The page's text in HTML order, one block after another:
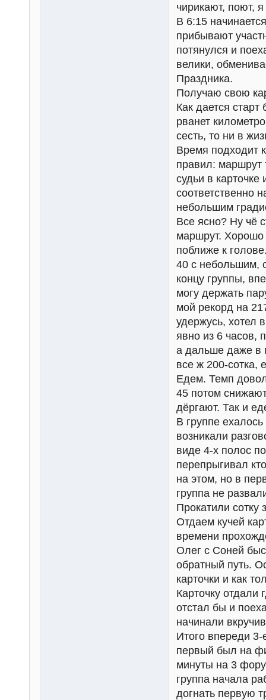
чирикают, поют,
В 6:15
прибывают
потянулся и
велики,
Праздника.
Получаю свою
Как дается
рванет
сесть, то ни в
Время подходит
правил: маршрут
судьи в карточке
соответственно
небольшим
Все ясно? Ну чё
маршрут. Хорошо
поближе к
40 с небольшим,
концу группы,
могу держать
мой рекорд на
удержусь, хотел
явно из 6 часов,
а дальше даже в
все ж 200-сотка,
Едем. Темп
45 потом
дёргают. Так и
В группе
возникали
виде 4-х полос
перепрыгивал
на этом, но в
группа не
Прокатили сотку
Отдаем кучей
времени
Олег с Соней
обратный путь.
карточки и как
Карточку отдали
отстал бы и
начинали
Итого впереди
первый был на
минуты на 3
группа начала
догнать первую